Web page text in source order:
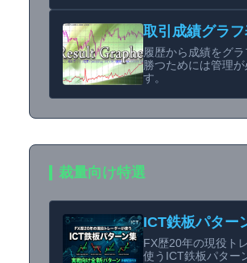
取引成績グラ
履歴から成績をグラ
勝つためには管理
す。
裁量向け特選
ICT鉄板パター
FX歴20年の現役ト
使うICT鉄板パター